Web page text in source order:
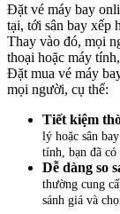
Đặt vé máy bay
tại, tới sân bay xếp
Thay vào đó, mọi
thoại hoặc máy
Đặt mua vé máy
mọi người, cụ thể:
Tiết kiệm
lý hoặc sân
tính, bạn đã có
Dễ dàng so
thường cung
sánh giá và